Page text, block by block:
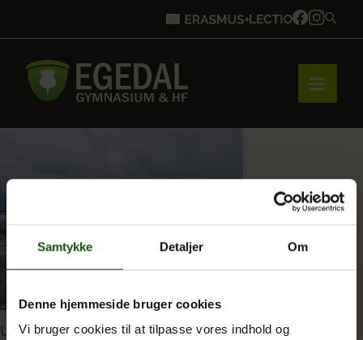
Samtykke Detaljer Om
Denne hjemmeside bruger cookies
Vi bruger cookies til at tilpasse vores indhold og
Brobygning
Indlægsnavigation
Udgivet iEn våd og sjov strandtur